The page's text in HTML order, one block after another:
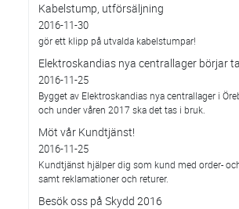
Kabelstump, utförsäljning
2016-11-30
gör ett klipp på utvalda kabelstumpar!
Elektroskandias nya centrallager börjar
2016-11-25
Bygget av Elektroskandias nya centrallager i
och under våren 2017 ska det tas i bruk.
Möt vår Kundtjänst!
2016-11-25
Kundtjänst hjälper dig som kund med order-
samt reklamationer och returer.
Besök oss på Skydd 2016